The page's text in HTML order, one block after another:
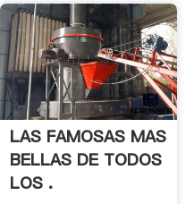
LAS FAMOSAS MAS
BELLAS DE TODOS
LOS .